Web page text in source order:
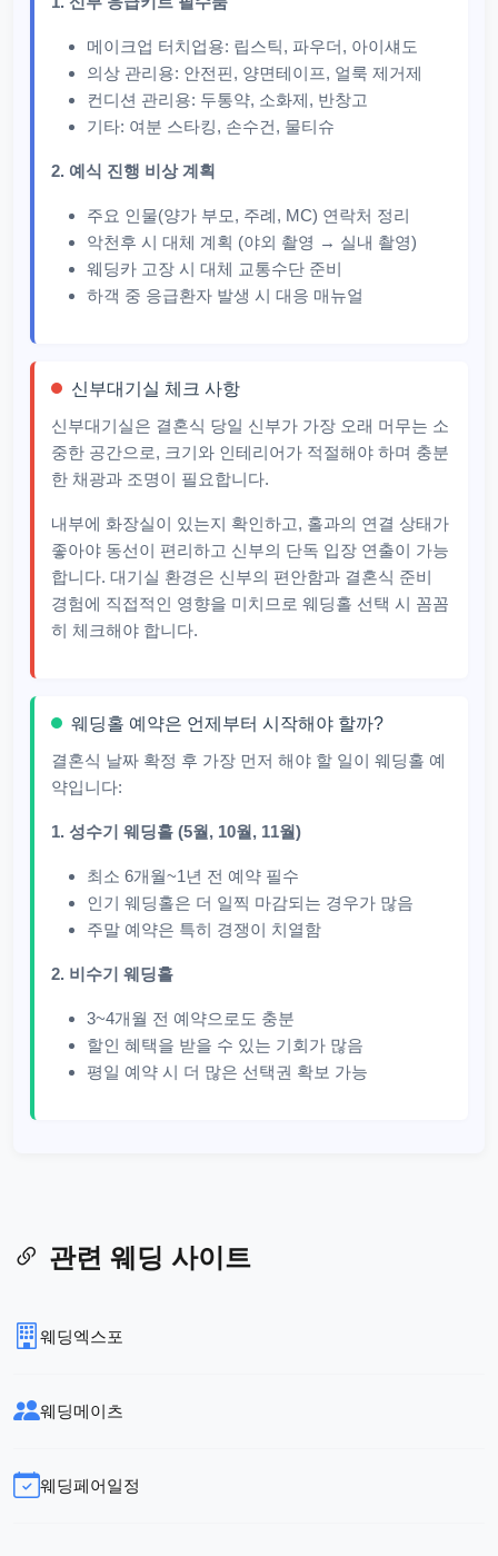
메이크업 터치업용: 립스틱, 파우더, 아이섀도
의상 관리용: 안전핀, 양면테이프, 얼룩 제거제
컨디션 관리용: 두통약, 소화제, 반창고
기타: 여분 스타킹, 손수건, 물티슈
2. 예식 진행 비상 계획
주요 인물(양가 부모, 주례, MC) 연락처 정리
악천후 시 대체 계획 (야외 촬영 → 실내 촬영)
웨딩카 고장 시 대체 교통수단 준비
하객 중 응급환자 발생 시 대응 매뉴얼
신부대기실 체크 사항
신부대기실은 결혼식 당일 신부가 가장 오래 머무는 소
중한 공간으로, 크기와 인테리어가 적절해야 하며 충분
한 채광과 조명이 필요합니다.
내부에 화장실이 있는지 확인하고, 홀과의 연결 상태가
좋아야 동선이 편리하고 신부의 단독 입장 연출이 가능
합니다. 대기실 환경은 신부의 편안함과 결혼식 준비
경험에 직접적인 영향을 미치므로 웨딩홀 선택 시 꼼꼼
히 체크해야 합니다.
웨딩홀 예약은 언제부터 시작해야 할까?
결혼식 날짜 확정 후 가장 먼저 해야 할 일이 웨딩홀 예
약입니다:
1. 성수기 웨딩홀 (5월, 10월, 11월)
최소 6개월~1년 전 예약 필수
인기 웨딩홀은 더 일찍 마감되는 경우가 많음
주말 예약은 특히 경쟁이 치열함
2. 비수기 웨딩홀
3~4개월 전 예약으로도 충분
할인 혜택을 받을 수 있는 기회가 많음
평일 예약 시 더 많은 선택권 확보 가능
관련 웨딩 사이트
웨딩엑스포
웨딩메이츠
웨딩페어일정